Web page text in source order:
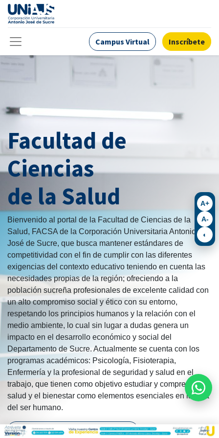
Campus Virtual Inscríbete
Facultad de
Ciencias
de la Salud
Bienvenido al portal de la Facultad de Ciencias de la
Salud, FACSA de la Corporación Universitaria Antonio
José de Sucre, que busca mantener estándares de
competitividad con el fin de cumplir con las diferentes
exigencias del contexto educativo teniendo en cuenta las
necesidades propias de la región; ofreciendo a la
población sucreña profesionales de excelente calidad con
un alto compromiso social y ético con su entorno,
respetando los principios humanos y la relación con el
medio ambiente, lo cual sin lugar a dudas genera un
impacto en el desarrollo económico y social del
Departamento de Sucre. Actualmente se cuenta con los
programas académicos: Psicología, Fisioterapia,
Enfermería y la profesional de seguridad y salud en el
trabajo, que tienen como objetivo estudiar y comprender la
salud y el bienestar como elementos esenciales en la vida
del ser humano.
Descubre nuestras publicaciones
A+
A-
◐